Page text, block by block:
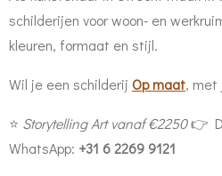
schilderijen voor woon- en
kleuren, formaat en stijl.
Wil je een schilderij Op maat, met
⭐ Storytelling Art vanaf €2250👉
WhatsApp: +31 6 2269 9121